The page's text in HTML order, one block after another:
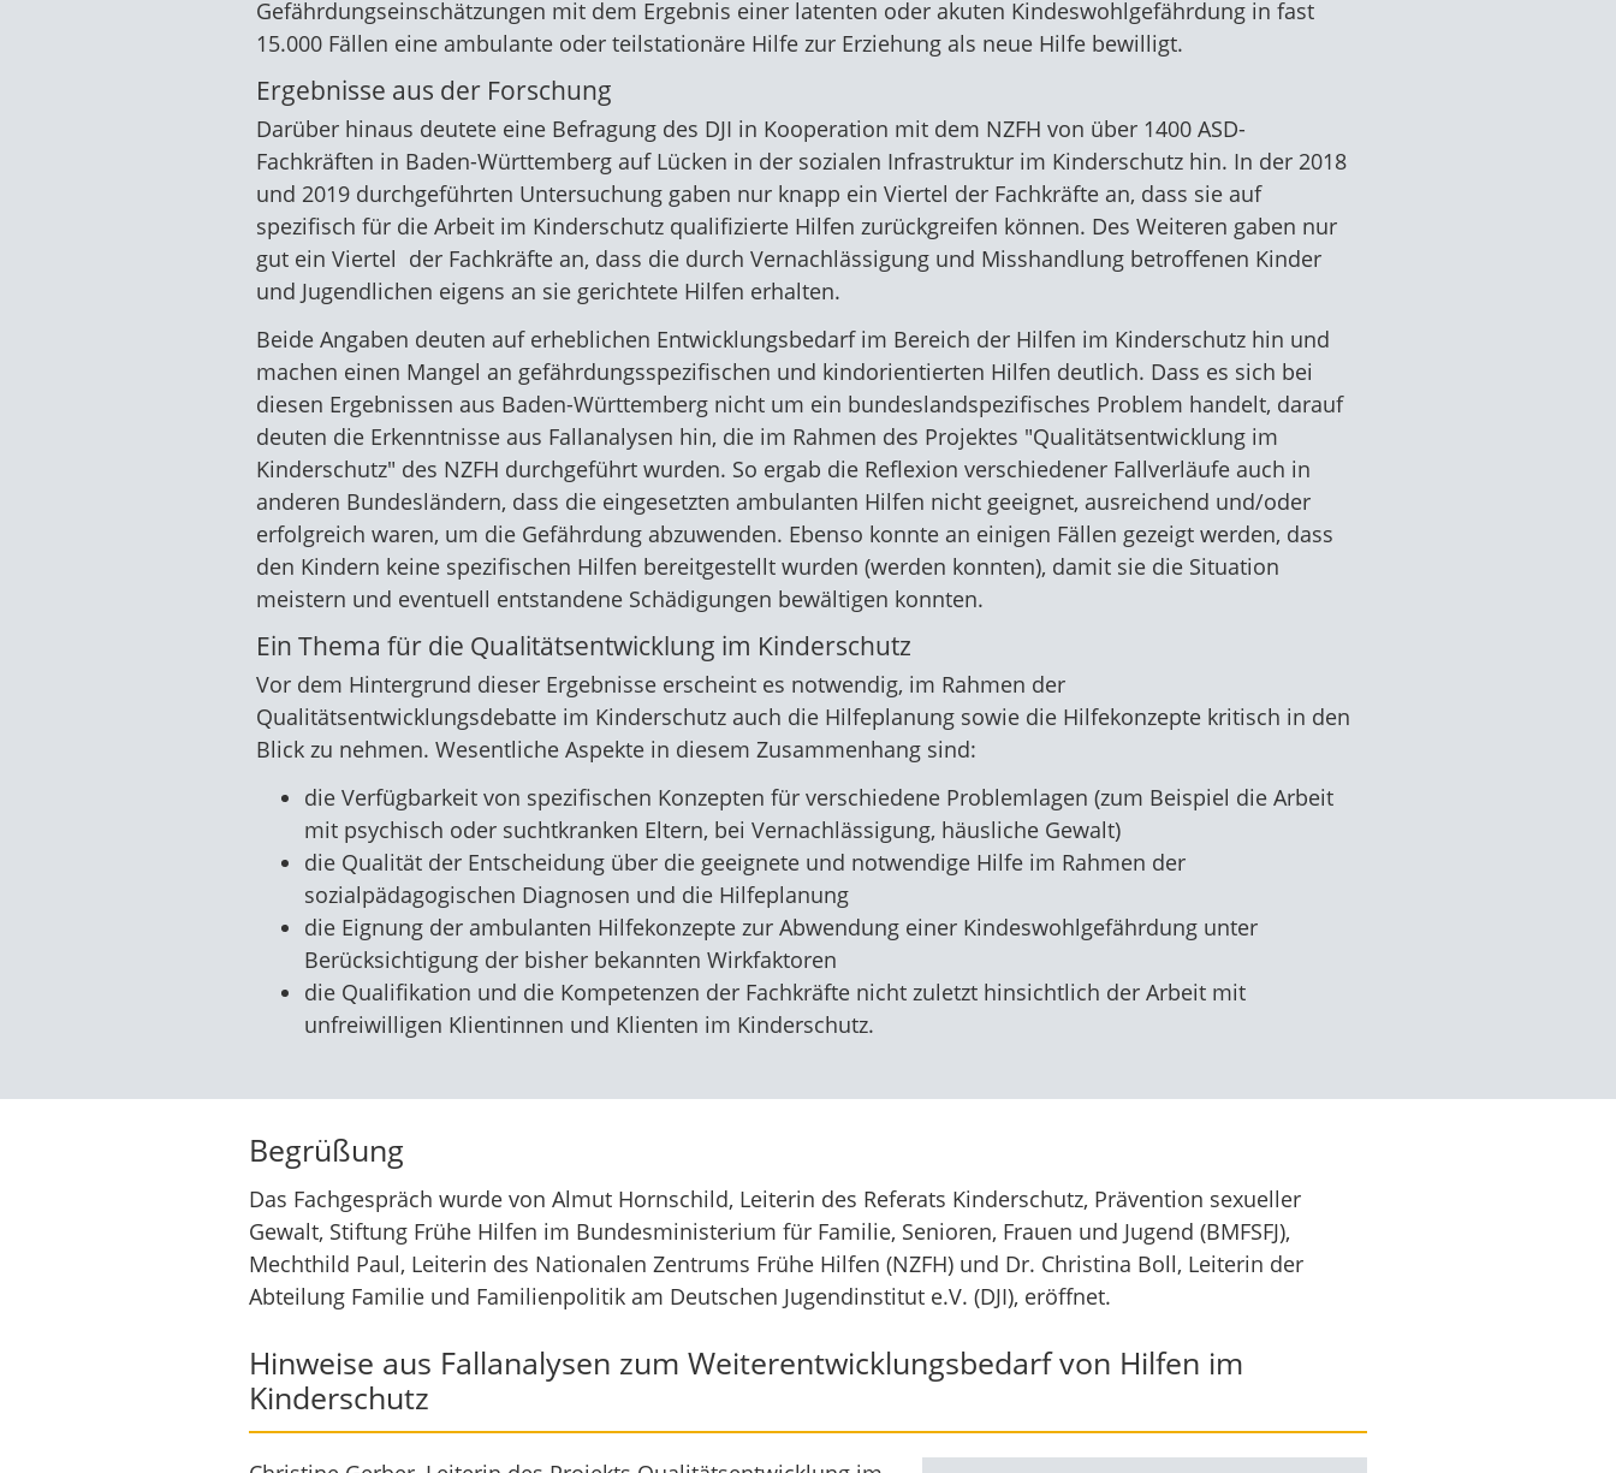
Gefährdungseinschätzungen mit dem Ergebnis einer latenten oder akuten Kindeswohlgefährdung in fast
15.000 Fällen eine ambulante oder teilstationäre Hilfe zur Erziehung als neue Hilfe bewilligt.
Ergebnisse aus der Forschung
Darüber hinaus deutete eine Befragung des DJI in Kooperation mit dem NZFH von über 1400 ASD-
Fachkräften in Baden-Württemberg auf Lücken in der sozialen Infrastruktur im Kinderschutz hin. In der 2018
und 2019 durchgeführten Untersuchung gaben nur knapp ein Viertel der Fachkräfte an, dass sie auf
spezifisch für die Arbeit im Kinderschutz qualifizierte Hilfen zurückgreifen können. Des Weiteren gaben nur
gut ein Viertel der Fachkräfte an, dass die durch Vernachlässigung und Misshandlung betroffenen Kinder
und Jugendlichen eigens an sie gerichtete Hilfen erhalten.
Beide Angaben deuten auf erheblichen Entwicklungsbedarf im Bereich der Hilfen im Kinderschutz hin und
machen einen Mangel an gefährdungsspezifischen und kindorientierten Hilfen deutlich. Dass es sich bei
diesen Ergebnissen aus Baden-Württemberg nicht um ein bundeslandspezifisches Problem handelt, darauf
deuten die Erkenntnisse aus Fallanalysen hin, die im Rahmen des Projektes "Qualitätsentwicklung im
Kinderschutz" des NZFH durchgeführt wurden. So ergab die Reflexion verschiedener Fallverläufe auch in
anderen Bundesländern, dass die eingesetzten ambulanten Hilfen nicht geeignet, ausreichend und/oder
erfolgreich waren, um die Gefährdung abzuwenden. Ebenso konnte an einigen Fällen gezeigt werden, dass
den Kindern keine spezifischen Hilfen bereitgestellt wurden (werden konnten), damit sie die Situation
meistern und eventuell entstandene Schädigungen bewältigen konnten.
Ein Thema für die Qualitätsentwicklung im Kinderschutz
Vor dem Hintergrund dieser Ergebnisse erscheint es notwendig, im Rahmen der
Qualitätsentwicklungsdebatte im Kinderschutz auch die Hilfeplanung sowie die Hilfekonzepte kritisch in den
Blick zu nehmen. Wesentliche Aspekte in diesem Zusammenhang sind:
die Verfügbarkeit von spezifischen Konzepten für verschiedene Problemlagen (zum Beispiel die Arbeit
mit psychisch oder suchtkranken Eltern, bei Vernachlässigung, häusliche Gewalt)
die Qualität der Entscheidung über die geeignete und notwendige Hilfe im Rahmen der
sozialpädagogischen Diagnosen und die Hilfeplanung
die Eignung der ambulanten Hilfekonzepte zur Abwendung einer Kindeswohlgefährdung unter
Berücksichtigung der bisher bekannten Wirkfaktoren
die Qualifikation und die Kompetenzen der Fachkräfte nicht zuletzt hinsichtlich der Arbeit mit
unfreiwilligen Klientinnen und Klienten im Kinderschutz.
Begrüßung
Das Fachgespräch wurde von Almut Hornschild, Leiterin des Referats Kinderschutz, Prävention sexueller
Gewalt, Stiftung Frühe Hilfen im Bundesministerium für Familie, Senioren, Frauen und Jugend (BMFSFJ),
Mechthild Paul, Leiterin des Nationalen Zentrums Frühe Hilfen (NZFH) und Dr. Christina Boll, Leiterin der
Abteilung Familie und Familienpolitik am Deutschen Jugendinstitut e.V. (DJI), eröffnet.
Hinweise aus Fallanalysen zum Weiterentwicklungsbedarf von Hilfen im
Kinderschutz